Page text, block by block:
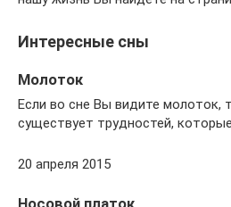
Интересные сны
Молоток
Если во сне Вы видите молоток,
существует трудностей,
20 апреля 2015